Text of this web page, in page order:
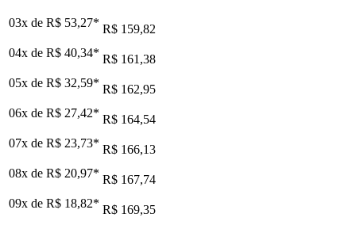
03x de R$ 53,27* R$ 159,82
04x de R$ 40,34* R$ 161,38
05x de R$ 32,59* R$ 162,95
06x de R$ 27,42* R$ 164,54
07x de R$ 23,73* R$ 166,13
08x de R$ 20,97* R$ 167,74
09x de R$ 18,82* R$ 169,35